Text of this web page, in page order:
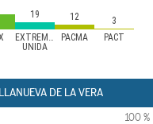
EXTREMADURA
UNIDA
PACMA PACT
19 12 3
DE LA VERA
100 %